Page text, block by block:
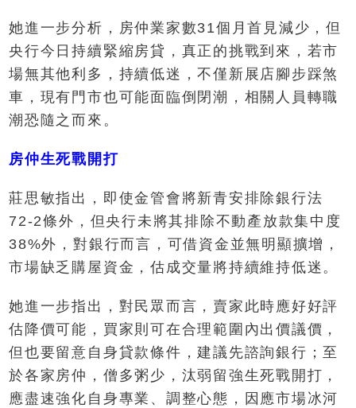
她進一步分析，房仲業家數31個月首見減少，但
央行今日持續緊縮房貸，真正的挑戰到來，若市
場無其他利多，持續低迷，不僅新展店腳步踩煞
車，現有門市也可能面臨倒閉潮，相關人員轉職
潮恐隨之而來。
房仲生死戰開打
莊思敏指出，即使金管會將新青安排除銀行法
72-2條外，但央行未將其排除不動產放款集中度
38%外，對銀行而言，可借資金並無明顯擴增，
市場缺乏購屋資金，估成交量將持續維持低迷。
她進一步指出，對民眾而言，賣家此時應好好評
估降價可能，買家則可在合理範圍內出價議價，
但也要留意自身貸款條件，建議先諮詢銀行；至
於各家房仲，僧多粥少，汰弱留強生死戰開打，
應盡速強化自身專業、調整心態，因應市場冰河